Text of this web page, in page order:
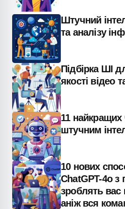
Штучний
та аналізу
Підбірка ШІ
якості відео
11 найкращих
штучним
10 нових
ChatGPT-4o
зроблять вас
аніж вся